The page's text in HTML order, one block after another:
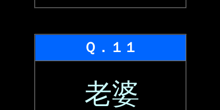
Ｑ．１１
老婆